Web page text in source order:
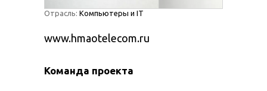
Отрасль: Компьютеры и IT
www.hmaotelecom.ru
Команда проекта